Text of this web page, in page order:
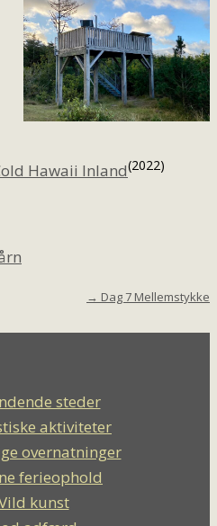
Hawaii Inland(2022)
→ Dag 7 Mellemstykke
steder
aktiviteter
overnatninger
ferieophold
kunst